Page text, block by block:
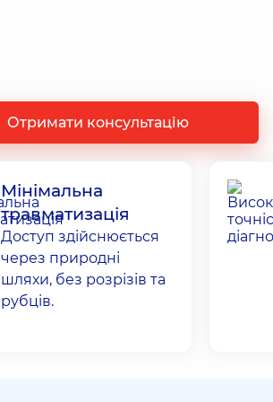
Отримати консультацію
Мінімальна
травматизація
Доступ здійснюється
через природні
шляхи, без розрізів та
рубців.